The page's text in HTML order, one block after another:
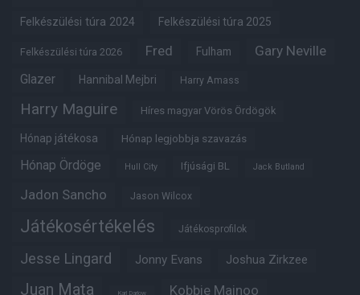
Felkészülési túra 2024 Felkészülési túra 2025
Felkészülési túra 2026 Fred Fulham Gary Neville
Glazer Hannibal Mejbri Harry Amass
Harry Maguire Híres magyar Vörös Ördögök
Hónap játékosa Hónap legjobbja szavazás
Hónap Ördöge Hull City Ifjúsági BL Jack Butland
Jadon Sancho Jason Wilcox
Játékosértékelés Játékosprofilok
Jesse Lingard Jonny Evans Joshua Zirkzee
Juan Mata Karl Darlow Kobbie Mainoo